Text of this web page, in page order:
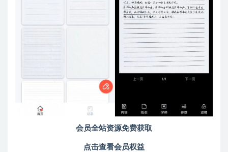
会员全站资源免费获取
点击查看会员权益